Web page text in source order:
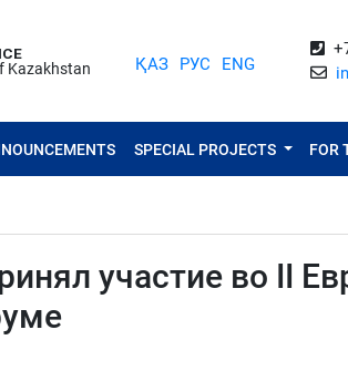
Kazakhstan
ҚАЗ РУС ENG
SPECIAL PROJECTS FOR
участие во II